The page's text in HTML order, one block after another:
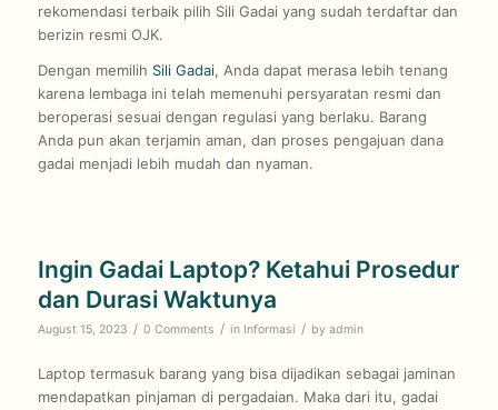
rekomendasi terbaik pilih Sili Gadai yang sudah terdaftar dan
berizin resmi OJK.
Dengan memilih Sili Gadai, Anda dapat merasa lebih tenang
karena lembaga ini telah memenuhi persyaratan resmi dan
beroperasi sesuai dengan regulasi yang berlaku. Barang
Anda pun akan terjamin aman, dan proses pengajuan dana
gadai menjadi lebih mudah dan nyaman.
Ingin Gadai Laptop? Ketahui Prosedur
dan Durasi Waktunya
August 15, 2023 / 0 Comments / in Informasi / by admin
Laptop termasuk barang yang bisa dijadikan sebagai jaminan
mendapatkan pinjaman di pergadaian. Maka dari itu, gadai